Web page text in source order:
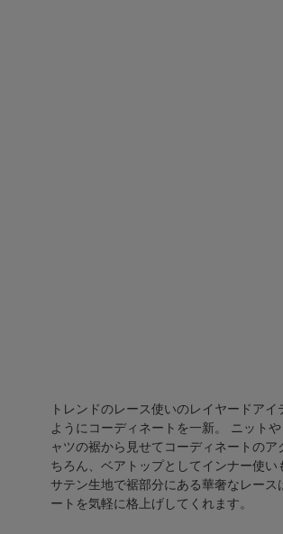
トレンドのレース使いのレイヤードアイ
ようにコーディネートを一新。 ニット
ャツの裾から見せてコーディネートのア
ちろん、ベアトップとしてインナー使
サテン生地で裾部分にある華奢なレース
ートを気軽に格上げしてくれます。